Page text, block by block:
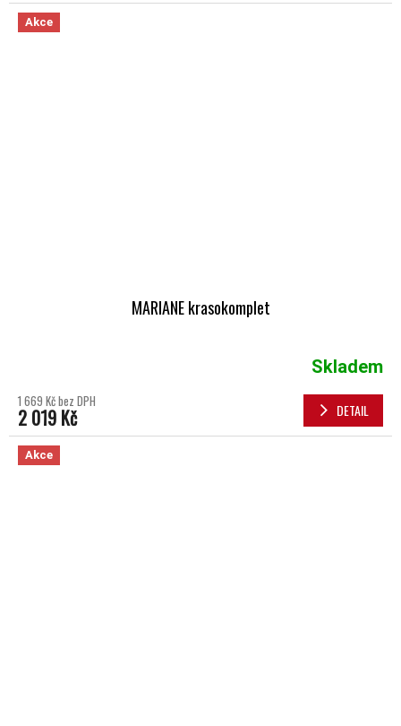
Akce
MARIANE krasokomplet
Skladem
1 669 Kč bez DPH
2 019 Kč DETAIL
Akce